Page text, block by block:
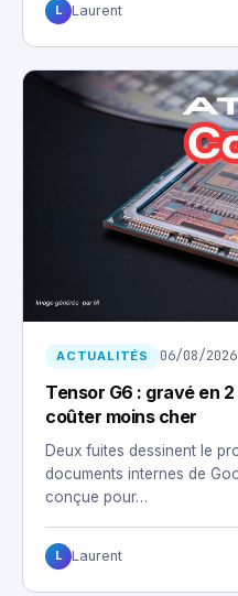
L Laurent
ACTUALITÉS 06/08/2026
Tensor G6 : gravé en
coûter moins cher
Deux fuites dessinent le
documents internes de
conçue pour…
L Laurent